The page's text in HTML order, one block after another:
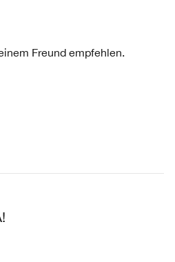
Freund empfehlen.